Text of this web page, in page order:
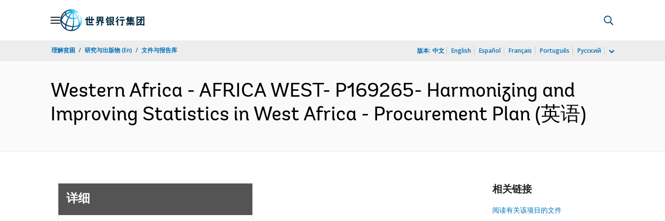
理解贫困 研究与出版物 (En) 文件与报告库 版本: 中文 English Español Français Português Русский
Western Africa - AFRICA WEST- P169265- Harmonizing and
Improving Statistics in West Africa - Procurement Plan (英语)
详细
相关链接
阅读有关该项目的文件